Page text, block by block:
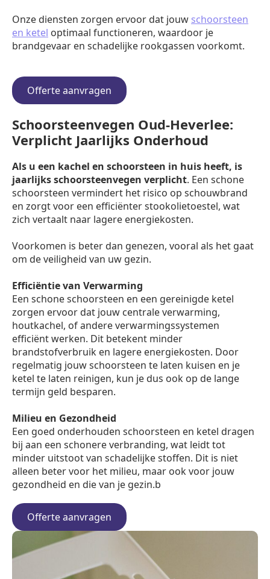
Onze diensten zorgen ervoor dat jouw schoorsteen
en ketel optimaal functioneren, waardoor je
brandgevaar en schadelijke rookgassen voorkomt.
Offerte aanvragen
Schoorsteenvegen Oud-Heverlee:
Verplicht Jaarlijks Onderhoud
Als u een kachel en schoorsteen in huis heeft, is
jaarlijks schoorsteenvegen verplicht. Een schone
schoorsteen vermindert het risico op schouwbrand
en zorgt voor een efficiënter stookolietoestel, wat
zich vertaalt naar lagere energiekosten.
Voorkomen is beter dan genezen, vooral als het gaat
om de veiligheid van uw gezin.
Efficiëntie van Verwarming
Een schone schoorsteen en een gereinigde ketel
zorgen ervoor dat jouw centrale verwarming,
houtkachel, of andere verwarmingssystemen
efficiënt werken. Dit betekent minder
brandstofverbruik en lagere energiekosten. Door
regelmatig jouw schoorsteen te laten kuisen en je
ketel te laten reinigen, kun je dus ook op de lange
termijn geld besparen.
Milieu en Gezondheid
Een goed onderhouden schoorsteen en ketel dragen
bij aan een schonere verbranding, wat leidt tot
minder uitstoot van schadelijke stoffen. Dit is niet
alleen beter voor het milieu, maar ook voor jouw
gezondheid en die van je gezin.b
Offerte aanvragen